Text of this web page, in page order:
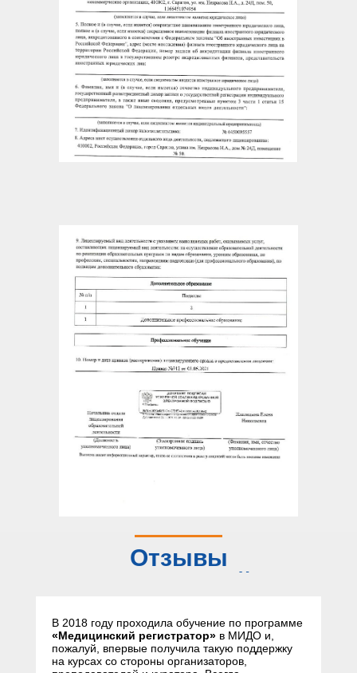
Отзывы
слушателей
В 2018 году проходила обучение по программе
«Медицинский регистратор» в МИДО и,
пожалуй, впервые получила такую поддержку
на курсах со стороны организаторов,